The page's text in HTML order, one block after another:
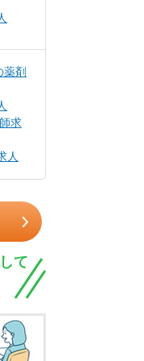
剤
求
人
て